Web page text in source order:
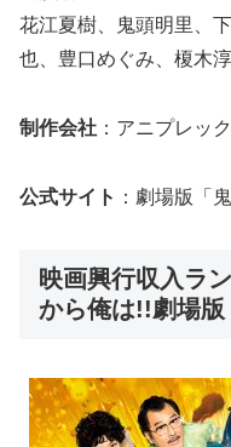
花江夏樹、鬼頭明里、
也、豊口めぐみ、榎木
制作会社 ：アニプレッ
公式サイト ：劇場版「
映画興行収入ラ
から俺は!!劇場版